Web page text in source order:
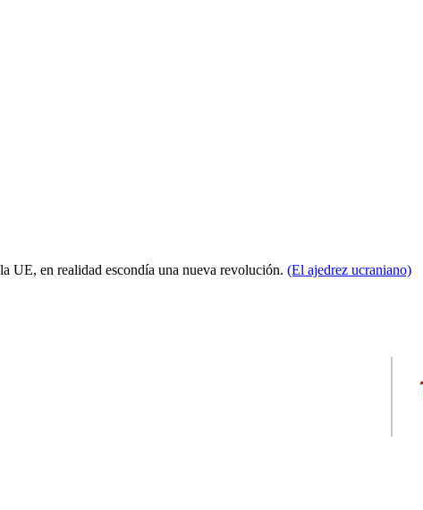
UE, en realidad escondía una nueva revolución. (El ajedrez ucraniano)